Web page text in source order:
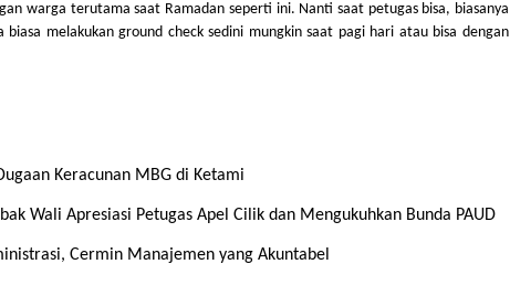
warga terutama saat Ramadan seperti ini. Nanti saat petugas bisa, biasanya
melakukan ground check sedini mungkin saat pagi hari atau bisa dengan
Keracunan MBG di Ketami
Wali Apresiasi Petugas Apel Cilik dan Mengukuhkan Bunda PAUD
Cermin Manajemen yang Akuntabel